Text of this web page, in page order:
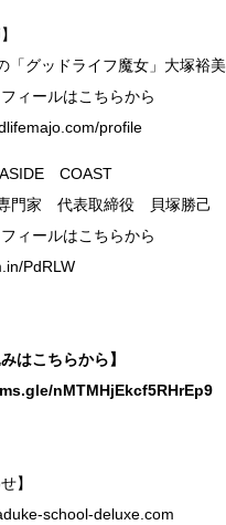
「グッドライフ魔女」大塚裕美
ィールはこちらから
profile
COAST
門家 代表取締役 貝塚勝己
ィールはこちらから
PdRLW
はこちらから】
nMTMHjEkcf5RHrEp9
】
school-deluxe.com